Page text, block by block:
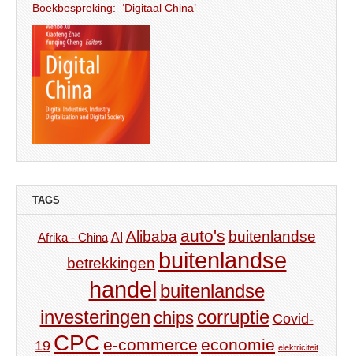
Boekbespreking: ‘Digitaal China’
TAGS
Afrika - China AI Alibaba auto's buitenlandse
betrekkingen buitenlandse
handel buitenlandse
investeringen chips corruptie Covid-
19 CPC e-commerce economie elektriciteit